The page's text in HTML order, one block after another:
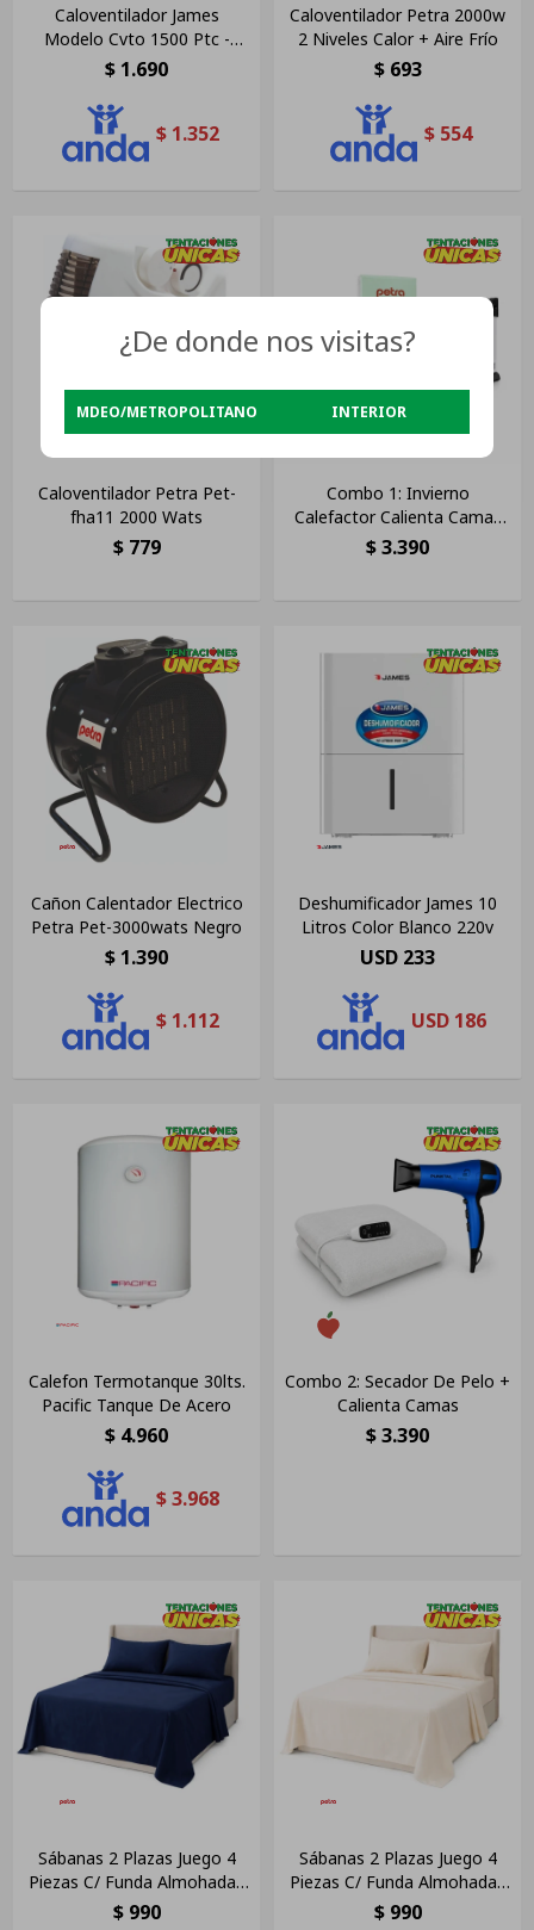
Caloventilador James
Modelo Cvto 1500 Ptc -
1500 W Color Gris
$ 1.690
$ 1.352
Caloventilador Petra 2000w
2 Niveles Calor + Aire Frío
$ 693
$ 554
Caloventilador Petra Pet-
fha11 2000 Wats
$ 779
Combo 1: Invierno
Calefactor Calienta Camas
Sabanas
$3.390
Cañon Calentador Electrico
Petra Pet-3000wats Negro
$ 1.390
$ 1.112
Deshumificador James 10
Litros Color Blanco 220v
USD 233
USD 186
Calefon Termotanque 30lts.
Pacific Tanque De Acero
$ 4.960
$ 3.968
Combo 2: Secador De Pelo +
Calienta Camas
$3.390
Sábanas 2 Plazas Juego 4
Piezas C/ Funda Almohadas
Polyester Azul Oscuro Liso
$ 990
Sábanas 2 Plazas Juego 4
Piezas C/ Funda Almohadas
Polyester Beige Liso
$ 990
¿De donde nos visitas?
MDEO/METROPOLITANO INTERIOR